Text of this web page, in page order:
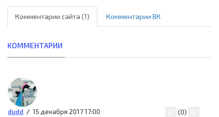
Комментарии сайта (1) Комментарии ВК
КОММЕНТАРИИ
dudd 15 декабря 2017 17:00 (0)